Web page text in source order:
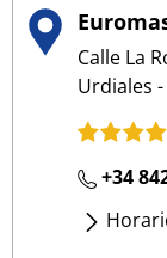
Calle La
Urdiales
+34